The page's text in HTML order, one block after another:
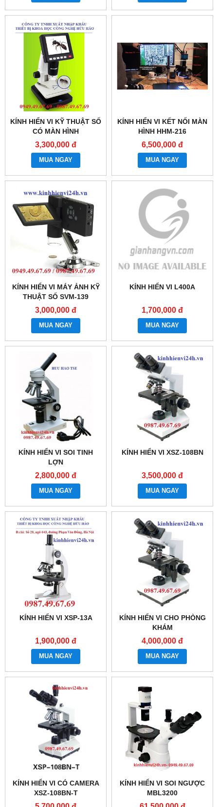
KÍNH HIỂN VI KỸ THUẬT SỐ
CÓ MÀN HÌNH
3,300,000 đ
MUA NGAY
KÍNH HIỂN VI KẾT NỐI MÀN
HÌNH HHM-216
6,500,000 đ
MUA NGAY
KÍNH HIỂN VI MÁY ẢNH KỸ
THUẬT SỐ SVM-139
3,000,000 đ
MUA NGAY
KÍNH HIỂN VI L400A
1,700,000 đ
MUA NGAY
KÍNH HIỂN VI SOI TINH
LỢN
2,800,000 đ
MUA NGAY
KÍNH HIỂN VI XSZ-108BN
3,500,000 đ
MUA NGAY
KÍNH HIỂN VI XSP-13A
1,900,000 đ
MUA NGAY
KÍNH HIỂN VI CHO PHÒNG
KHÁM
4,000,000 đ
MUA NGAY
KÍNH HIỂN VI CÓ CAMERA
XSZ-108BN-T
KÍNH HIỂN VI SOI NGƯỢC
MBL3200